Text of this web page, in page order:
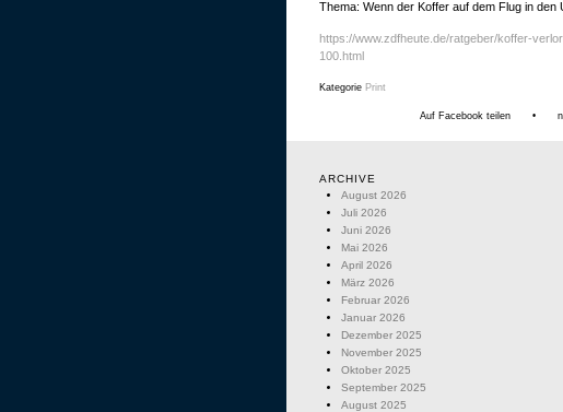
Thema: Wenn der Koffer auf dem Flug in den
https://www.zdfheute.de/ratgeber/koffer-
100.html
Kategorie Print
Auf Facebook teilen •
ARCHIVE
August 2026
Juli 2026
Juni 2026
Mai 2026
April 2026
März 2026
Februar 2026
Januar 2026
Dezember 2025
November 2025
Oktober 2025
September 2025
August 2025